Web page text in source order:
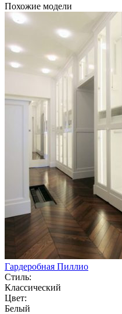
Похожие модели
Гардеробная Пиллио
Стиль:
Классический
Цвет:
Белый